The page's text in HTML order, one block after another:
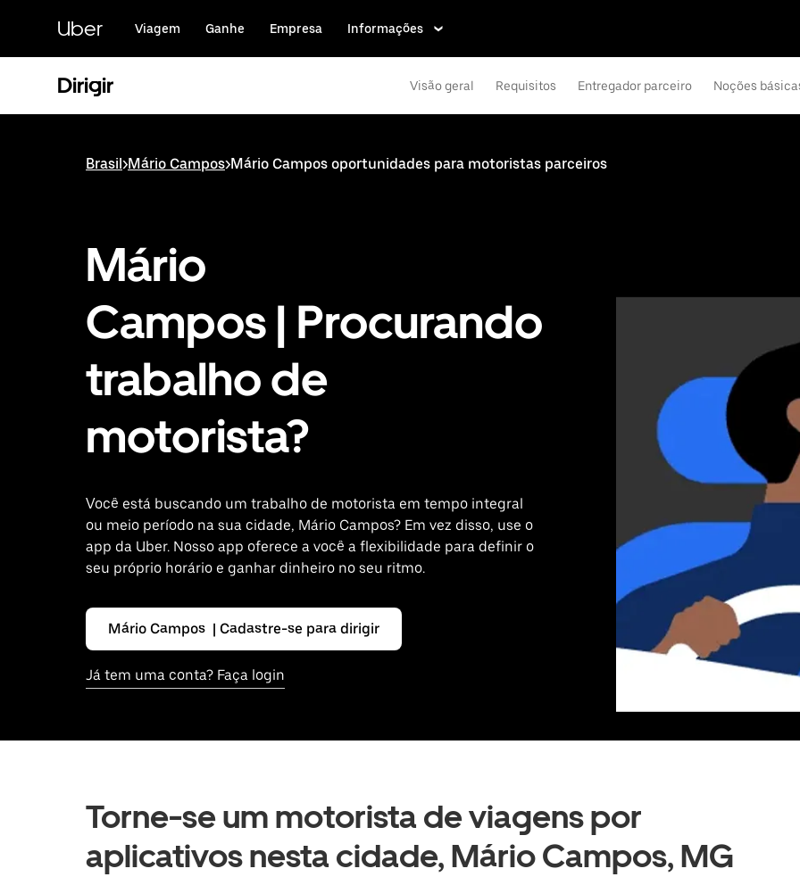
conteúdo
Uber Viagem Ganhe Empresa Informações
Dirigir Visão geral Requisitos Entregador parceiro Noções
Brasil>Mário Campos>Mário Campos oportunidades para motoristas parceiros
Mário
Campos | Procurando
trabalho de
motorista?
Você está buscando um trabalho de motorista em tempo integral
ou meio período na sua cidade, Mário Campos? Em vez disso, use o
app da Uber. Nosso app oferece a você a flexibilidade para definir o
seu próprio horário e ganhar dinheiro no seu ritmo.
Mário Campos | Cadastre-se para dirigir
Já tem uma conta? Faça login
Torne-se um motorista de viagens por
aplicativos nesta cidade, Mário Campos, MG